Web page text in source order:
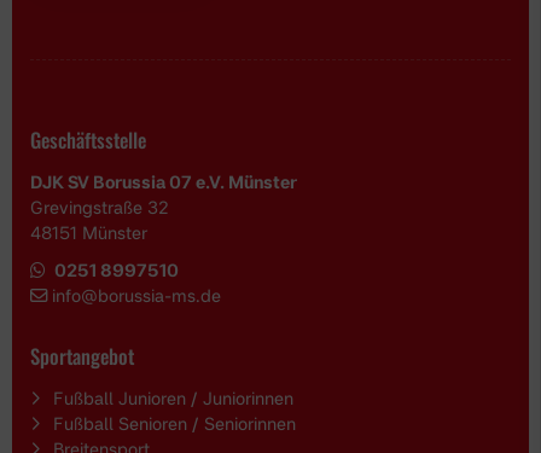
Geschäftsstelle
DJK SV Borussia 07 e.V. Münster
Grevingstraße 32
48151 Münster
0251 8997510
info@borussia-ms.de
Sportangebot
Fußball Junioren / Juniorinnen
Fußball Senioren / Seniorinnen